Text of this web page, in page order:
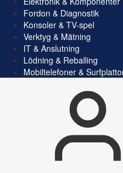
Fordon & Diagnostik
Konsoler & TV-spel
Verktyg & Mätning
IT & Anslutning
Lödning & Reballing
Mobiltelefoner &